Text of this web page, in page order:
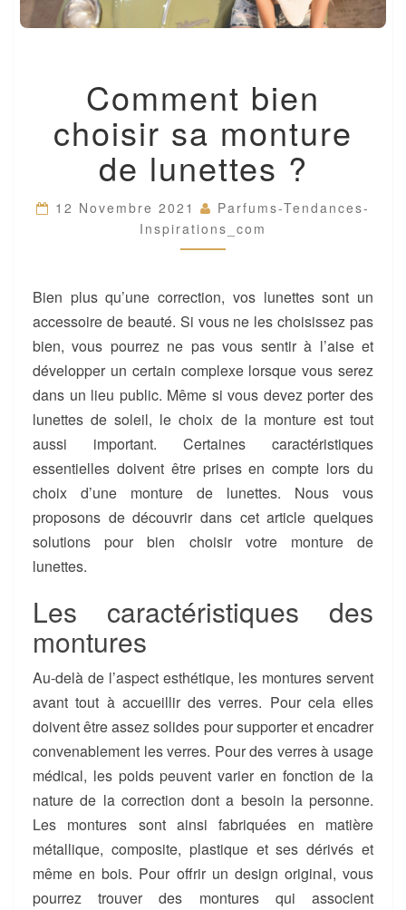
BIEN
CHOISIR
MONTURE
DE
LUNETTES
Comment bien
choisir sa monture
de lunettes ?
12 Novembre 2021
Parfums-Tendances-
Inspirations_com
Bien plus qu’une correction, vos lunettes sont un
accessoire de beauté. Si vous ne les choisissez pas
bien, vous pourrez ne pas vous sentir à l’aise et
développer un certain complexe lorsque vous serez
dans un lieu public. Même si vous devez porter des
lunettes de soleil, le choix de la monture est tout
aussi important. Certaines caractéristiques
essentielles doivent être prises en compte lors du
choix d’une monture de lunettes. Nous vous
proposons de découvrir dans cet article quelques
solutions pour bien choisir votre monture de
lunettes.
Les caractéristiques des
montures
Au-delà de l’aspect esthétique, les montures servent
avant tout à accueillir des verres. Pour cela elles
doivent être assez solides pour supporter et encadrer
convenablement les verres. Pour des verres à usage
médical, les poids peuvent varier en fonction de la
nature de la correction dont a besoin la personne.
Les montures sont ainsi fabriquées en matière
métallique, composite, plastique et ses dérivés et
même en bois. Pour offrir un design original, vous
pourrez trouver des montures qui associent